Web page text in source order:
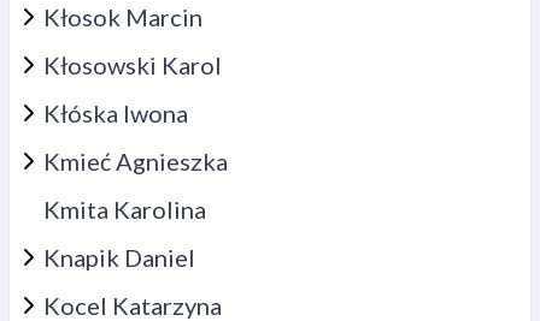
Kłosok Marcin
Kłosowski Karol
Kłóska Iwona
Kmieć Agnieszka
Kmita Karolina
Knapik Daniel
Kocel Katarzyna